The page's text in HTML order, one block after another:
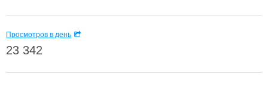
Просмотров в день
23 342